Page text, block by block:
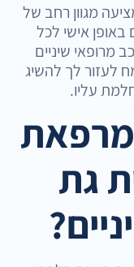
מגוון רחב של
באופן אישי לכל
מרופאי שיניים
לעזור לך להשיג
עליו.
גת